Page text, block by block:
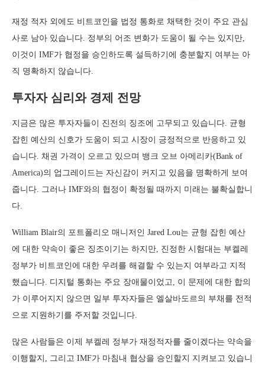
재정 적자 외에도 비트코인을 법정 통화로 채택한 것이 주요 관심
사로 남아 있습니다. 정부의 어조 변화가 도움이 될 수는 있지만,
이것이 IMF가 협정을 승인하도록 설득하기에 충분할지 여부는 아
직 명확하지 않습니다.
투자자 심리와 경제 전망
지금은 많은 투자자들이 진전의 징조에 고무되고 있습니다. 균형
잡힌 예산의 신호가 도움이 되고 시장이 긍정적으로 반응하고 있
습니다. 채권 가격이 오르고 있으며 뱅크 오브 아메리카(Bank of
America)의 업그레이드는 자신감이 커지고 있음을 명확하게 보여
줍니다. 그러나 IMF와의 협정이 확정될 때까지 미래는 불확실합니
다.
William Blair의 포트폴리오 매니저인 Jared Lou는 균형 잡힌 예산
에 대한 약속이 좋은 징조이기는 하지만, 진정한 시험대는 부켈레
정부가 비트코인에 대한 우려를 해결할 수 있는지 여부라고 지적
했습니다. 디지털 통화는 주요 장애물이었고, 이 문제에 대한 합의
가 이루어지지 않으면 일부 투자자들은 엘살바도르의 부채를 전적
으로 지원하기를 주저할 것입니다.
많은 사람들은 이제 부켈레 정부가 재정적자를 줄이겠다는 약속을
이행할지, 그리고 IMF가 마침내 협상을 승인할지 지켜보고 있습니